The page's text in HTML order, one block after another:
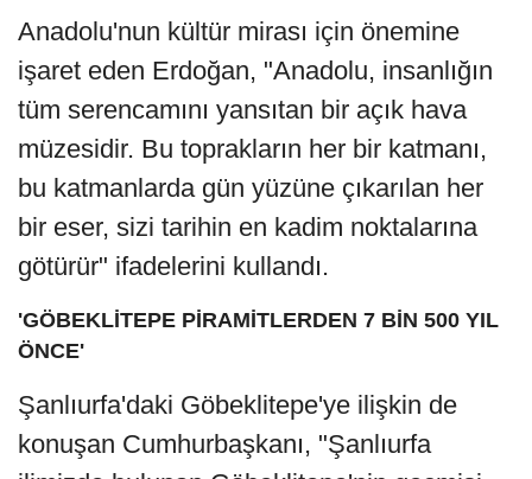
Anadolu'nun kültür mirası için önemine
işaret eden Erdoğan, "Anadolu, insanlığın
tüm serencamını yansıtan bir açık hava
müzesidir. Bu toprakların her bir katmanı,
bu katmanlarda gün yüzüne çıkarılan her
bir eser, sizi tarihin en kadim noktalarına
götürür" ifadelerini kullandı.
'GÖBEKLİTEPE PİRAMİTLERDEN 7 BİN 500 YIL
ÖNCE'
Şanlıurfa'daki Göbeklitepe'ye ilişkin de
konuşan Cumhurbaşkanı, "Şanlıurfa